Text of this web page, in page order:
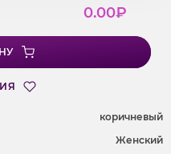
0.00₽
коричневый
Женский